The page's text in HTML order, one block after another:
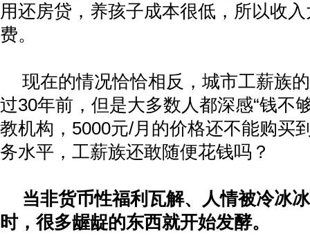
用还房贷，养孩子成本很低，所以收
费。
现在的情况恰恰相反，城市工薪族
过30年前，但是大多数人都深感“钱不
教机构， 5000元/月的价格还不能购买
务水平，工薪族还敢随便花钱吗？
当非货币性福利瓦解、人情被冷冰
时，很多龌龊的东西就开始发酵。